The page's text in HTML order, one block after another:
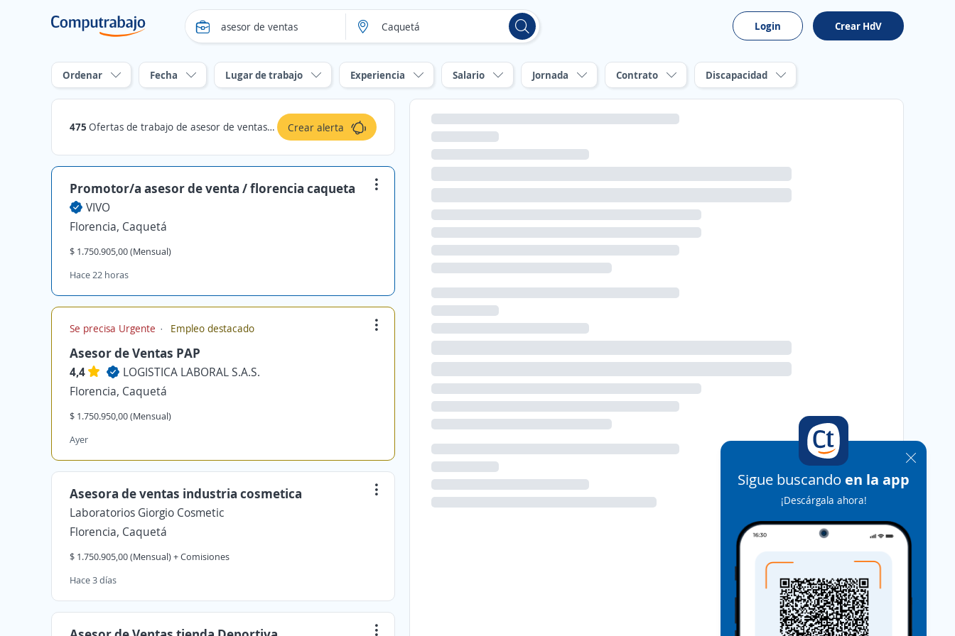
Login Crear HdV
Ordenar Fecha Lugar de trabajo Experiencia Salario Jornada Contrato Discapacidad
475 Ofertas de trabajo de asesor de ventas en Caquetá Crear alerta
Promotor/a asesor de venta / florencia caqueta
VIVO
Florencia, Caquetá
$ 1.750.905,00 (Mensual)
Hace 22 horas
Se precisa Urgente Empleo destacado
Asesor de Ventas PAP
4,4
LOGISTICA LABORAL S.A.S.
Florencia, Caquetá
$ 1.750.950,00 (Mensual)
Ayer
Asesora de ventas industria cosmetica
Laboratorios Giorgio Cosmetic
Florencia, Caquetá
$ 1.750.905,00 (Mensual) + Comisiones
Hace 3 días
Sigue buscando en la app
¡Descárgala ahora!